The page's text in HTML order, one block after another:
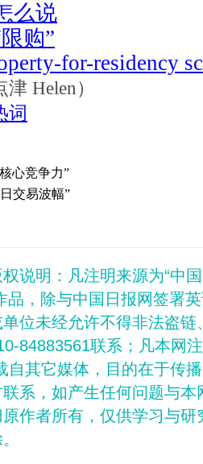
么说
购”
for-residency
Helen）
词
心竞争力”
交易波幅”
说明：凡注明来源为“中
品，除与中国日报网签署
位未经允许不得非法盗
84883561联系；凡本网
自其它媒体，目的在于传
系，如产生任何问题与
作者所有，仅供学习与